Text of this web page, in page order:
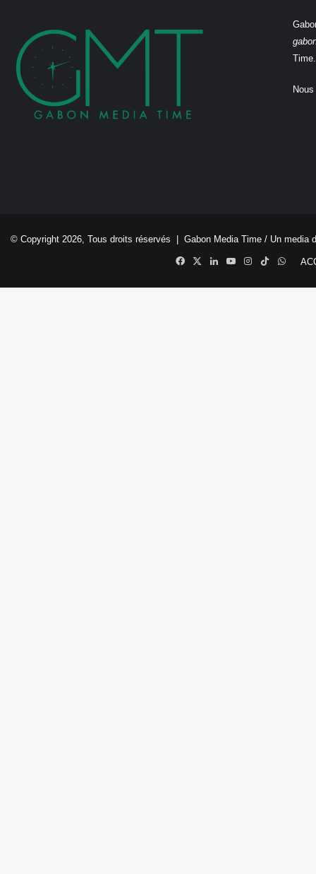
Time.
© Copyright 2026, Tous droits réservés | Gabon Media Time / Un media
Facebook
X LinkedinYouTubeInstagram
TikTok